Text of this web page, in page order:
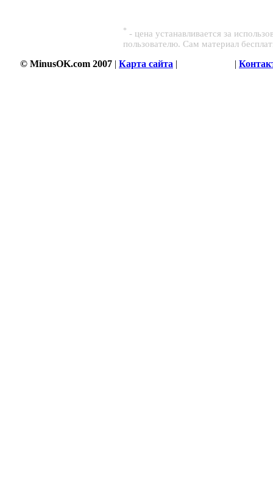
* - цена устанавливается за
пользователю. Сам материал
© MinusOK.com 2007 | Карта сайта | |